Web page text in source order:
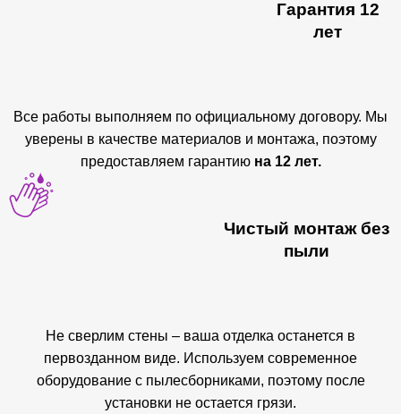
Гарантия 12
лет
Все работы выполняем по официальному договору. Мы
уверены в качестве материалов и монтажа, поэтому
предоставляем гарантию на 12 лет.
Чистый монтаж без
пыли
Не сверлим стены – ваша отделка останется в
первозданном виде. Используем современное
оборудование с пылесборниками, поэтому после
установки не остается грязи.